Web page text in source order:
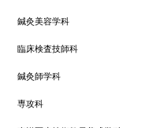
鍼灸美容学科
臨床検査技師科
鍼灸師学科
専攻科